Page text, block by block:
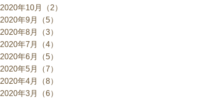
2020年10月（2）
2020年9月（5）
2020年8月（3）
2020年7月（4）
2020年6月（5）
2020年5月（7）
2020年4月（8）
2020年3月（6）